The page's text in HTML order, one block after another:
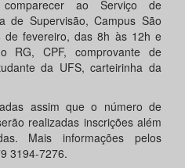
ao Serviço de
de Supervisão, Campus São
fevereiro, das 8h às 12h e
RG, CPF, comprovante de
da UFS, carteirinha da
assim que o número de
realizadas inscrições além
Mais informações pelos
3194-7276.